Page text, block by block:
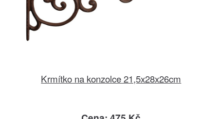
Krmítko na konzolce 21,5x28x26cm